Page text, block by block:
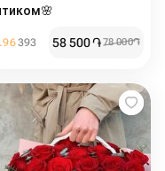
393 58 500֏78 000֏